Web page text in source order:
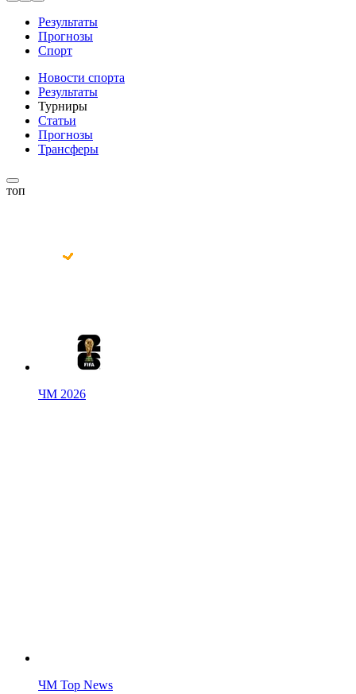
Результаты
Прогнозы
Спорт
Новости спорта
Результаты
Турниры
Статьи
Прогнозы
Трансферы
топ
ЧМ 2026
ЧМ Top News